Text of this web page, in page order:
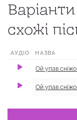
схожі
АУДІО НАЗВА
Ой упав
Ой упав